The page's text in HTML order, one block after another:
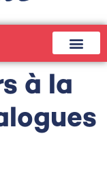
à la